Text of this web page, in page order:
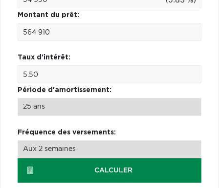
Montant du prêt:
Taux d'intérêt:
Période d'amortissement:
Fréquence des versements:
CALCULER